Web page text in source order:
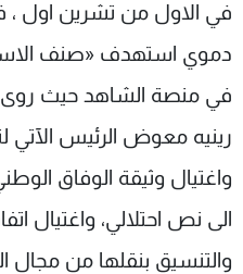
في الاول من تشرين
دموي استهدف «صنف
في منصة الشاهد حيث روى
رينيه معوض الرئيس الآتي
واغتيال وثيقة الوفاق
الى نص احتلالي، واغتيال
والتنسيق بنقلها من مجال